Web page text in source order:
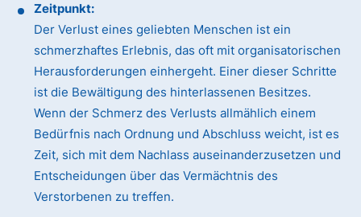
Zeitpunkt:
Der Verlust eines geliebten Menschen ist ein
schmerzhaftes Erlebnis, das oft mit organisatorischen
Herausforderungen einhergeht. Einer dieser Schritte
ist die Bewältigung des hinterlassenen Besitzes.
Wenn der Schmerz des Verlusts allmählich einem
Bedürfnis nach Ordnung und Abschluss weicht, ist es
Zeit, sich mit dem Nachlass auseinanderzusetzen und
Entscheidungen über das Vermächtnis des
Verstorbenen zu treffen.